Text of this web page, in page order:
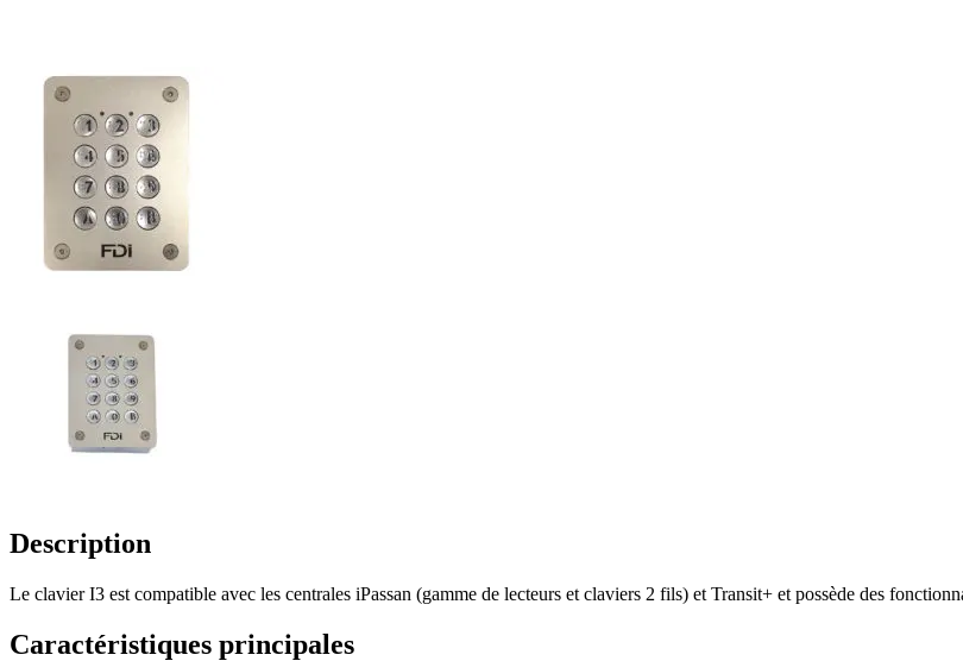
Description
Le clavier I3 est compatible avec les centrales iPassan (gamme de lecteurs et claviers 2 fils) et Transit+ et possède des
Caractéristiques principales